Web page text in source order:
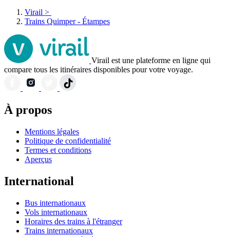
Virail >
Trains Quimper - Étampes
Virail est une plateforme en ligne qui
compare tous les itinéraires disponibles pour votre voyage.
À propos
Mentions légales
Politique de confidentialité
Termes et conditions
Aperçus
International
Bus internationaux
Vols internationaux
Horaires des trains à l'étranger
Trains internationaux